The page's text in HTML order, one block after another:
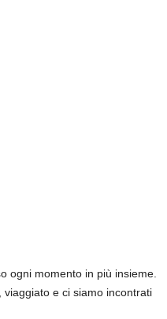
ogni momento in più insieme.
e ci siamo incontrati